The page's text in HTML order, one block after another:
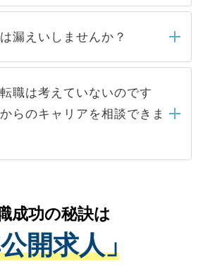
避けるため 人気のある医療機
しまうと、応募が殺到する場
関が求める条件に合った人材の
介会社に依頼するケースが増え
強要することは一切ありませ
仮に応募先から内定をいただい
必要はありません。内定先へ
絡はキャリアパートナーが行い
漏えいしませんか？
えいすることはありませんの
ください。当サイトからの登録
したご登録者様の個人情報は、
ャリアアップおよび転職活動の
に使用いたします。お預かりし
の個人データはご本人の許可
報の取り扱いについての厳密な
満たした事業者のみに付与され
バシーマークを取得済みです。
職は考えていないのです
らのキャリアを相談できま
、現在の医療機関の状況や紹介
えながら、適切なアドバイスを
だきます。すぐにご転職をされ
、長期的なサポートが可能です
成功の秘訣は
開求人」